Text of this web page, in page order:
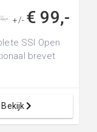
+/- € 99,-
SSI Open
brevet
Bekijk